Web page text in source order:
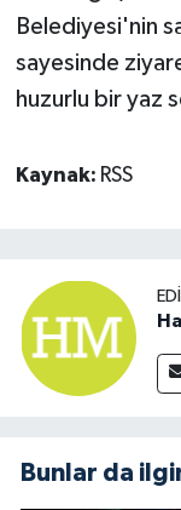
Belediyesi'nin
sayesinde
huzurlu bir yaz
Kaynak: RSS
Bunlar da